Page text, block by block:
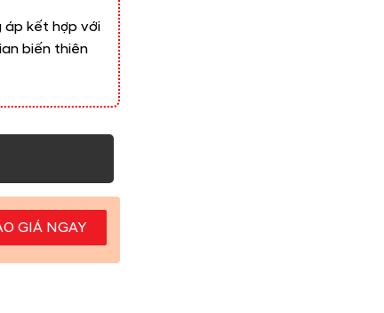
áp kết hợp với
biến thiên
GIÁ NGAY